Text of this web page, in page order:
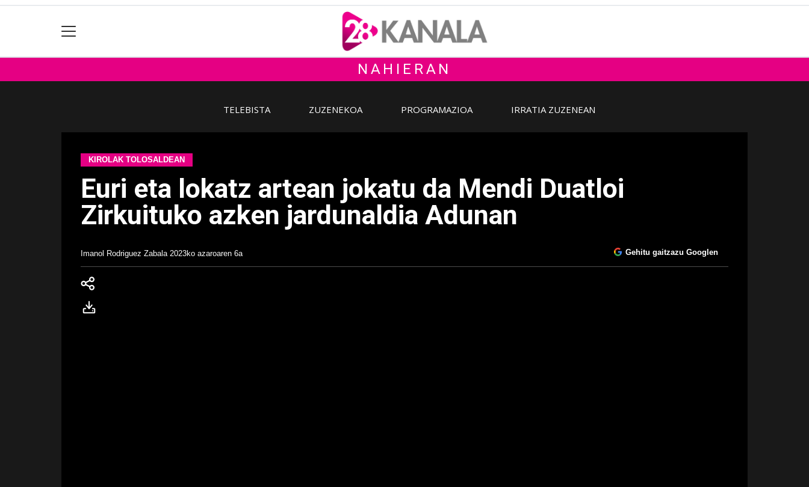
NAHIERAN
TELEBISTA ZUZENEKOA PROGRAMAZIOA IRRATIA ZUZENEAN
KIROLAK TOLOSALDEAN
Euri eta lokatz artean jokatu da Mendi Duatloi
Zirkuituko azken jardunaldia Adunan
Imanol Rodriguez Zabala 2023ko azaroaren 6a Gehitu gaitzazu Googlen